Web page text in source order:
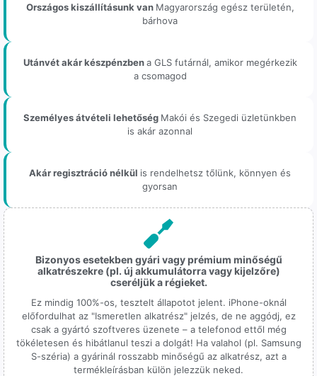
Országos kiszállításunk van Magyarország egész területén,
bárhova
Utánvét akár készpénzbena GLS futárnál, amikor megérkezik
a csomagod
Személyes átvételi lehetőség Makói és Szegedi üzletünkben
is akár azonnal
Akár regisztráció nélkül is rendelhetsz tőlünk, könnyen és
gyorsan
Bizonyos esetekben gyári vagy prémium minőségű
alkatrészekre (pl. új akkumulátorra vagy kijelzőre)
cseréljük a régieket.
Ez mindig 100%-os, tesztelt állapotot jelent. iPhone-oknál
előfordulhat az "Ismeretlen alkatrész" jelzés, de ne aggódj, ez
csak a gyártó szoftveres üzenete – a telefonod ettől még
tökéletesen és hibátlanul teszi a dolgát! Ha valahol (pl. Samsung
S-széria) a gyárinál rosszabb minőségű az alkatrész, azt a
termékleírásban külön jelezzük neked.